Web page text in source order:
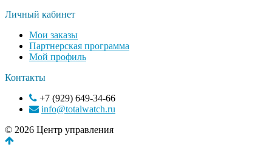
Личный кабинет
Мои заказы
Партнерская программа
Мой профиль
Контакты
+7 (929) 649-34-66
info@totalwatch.ru
© 2026 Центр управления